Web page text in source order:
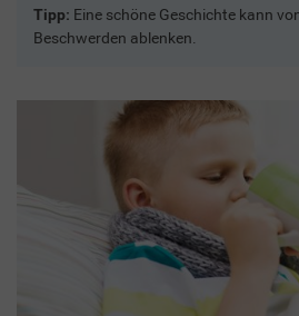
Tipp: Eine schöne Geschichte kann
Beschwerden ablenken.